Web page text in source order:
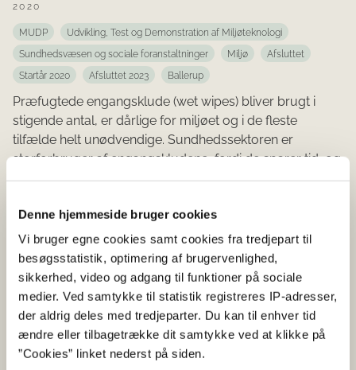
Denne hjemmeside bruger cookies
Vi bruger egne cookies samt cookies fra tredjepart til
besøgsstatistik, optimering af brugervenlighed,
sikkerhed, video og adgang til funktioner på sociale
medier. Ved samtykke til statistik registreres IP-adresser,
der aldrig deles med tredjeparter. Du kan til enhver tid
ændre eller tilbagetrække dit samtykke ved at klikke på
”Cookies” linket nederst på siden.
2020
MUDP
Udvikling, Test og Demonstration af Miljøteknologi
Sundhedsvæsen og sociale foranstaltninger
Miljø
Afsluttet
Startår 2020
Afsluttet 2023 Ballerup
Præfugtede engangsklude (wet wipes) bliver brugt i
stigende antal, er dårlige for miljøet og i de fleste
tilfælde helt unødvendige. Sundhedssektoren er
storforbruger af engangskludene, fordi de sparer tid, og
fordi der eksisterer en myte om, at flergangstekstiler ikke
Energieffektiv
Membranfiltrering - Produktion
og anvendelse
2020
Udvikling, Test og Demonstration af Miljøteknologi